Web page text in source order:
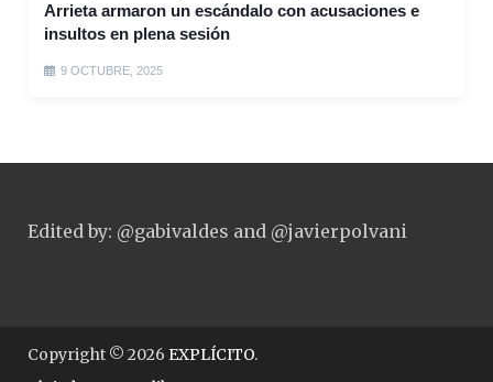
Arrieta armaron un escándalo con acusaciones e
insultos en plena sesión
9 OCTUBRE, 2025
Edited by: @gabivaldes and @javierpolvani
Copyright © 2026 EXPLÍCITO.